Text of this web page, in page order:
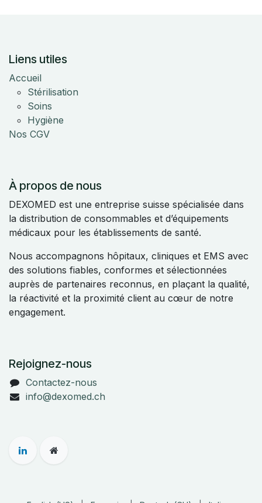
Liens utiles
Accueil
Stérilisation
Soins
Hygiène
Nos CGV
À propos de nous
DEXOMED est une entreprise suisse spécialisée dans
la distribution de consommables et d’équipements
médicaux pour les établissements de santé.
Nous accompagnons hôpitaux, cliniques et EMS avec
des solutions fiables, conformes et sélectionnées
auprès de partenaires reconnus, en plaçant la qualité,
la réactivité et la proximité client au cœur de notre
engagement.
Rejoignez-nous
Contactez-nous
info@dexomed.ch